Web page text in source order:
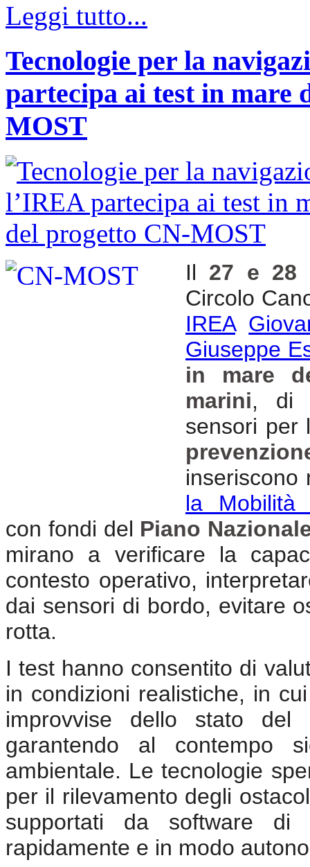
Leggi tutto...
Tecnologie per la
partecipa ai test in mare
MOST
Il 27 e 28
Circolo
IREA
Giuseppe
in mare
marini, di
sensori per
inseriscono
la Mobilità
con fondi del Piano
mirano a verificare la
contesto operativo,
dai sensori di bordo, evitare
rotta.
I test hanno consentito di
in condizioni realistiche, in
improvvise dello stato del
garantendo al contempo
ambientale. Le tecnologie
per il rilevamento degli
supportati da software
rapidamente e in modo